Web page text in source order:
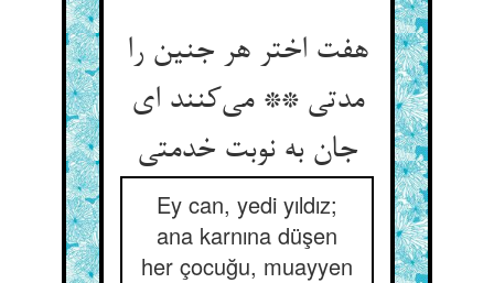
هفت اختر هر جنین را
مدتی ** می‌‌کنند ای
Ey can, yedi yıldız;
ana karnına düşen
her çocuğu, muayyen